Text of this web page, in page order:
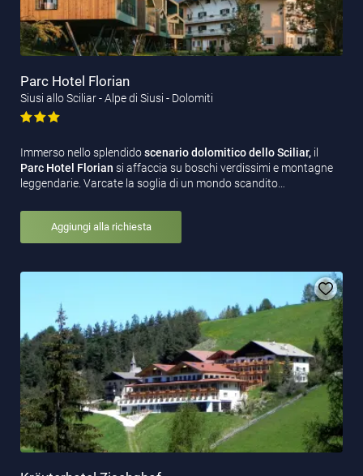
Parc Hotel Florian
Siusi allo Sciliar - Alpe di Siusi - Dolomiti
Immerso nello splendidoscenario dolomitico dello Sciliar, il
Parc Hotel Florian si affaccia su boschi verdissimi e montagne
leggendarie. Varcate la soglia di un mondo scandito…
Aggiungi alla richiesta